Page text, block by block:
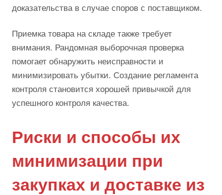
доказательства в случае споров с поставщиком.
Приемка товара на складе также требует
внимания. Рандомная выборочная проверка
помогает обнаружить неисправности и
минимизировать убытки. Создание регламента
контроля становится хорошей привычкой для
успешного контроля качества.
Риски и способы их
минимизации при
закупках и доставке из